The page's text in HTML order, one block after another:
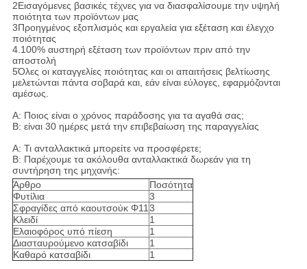
2Εισαγόμενες βασικές τέχνες για να διασφαλίσουμε την υψηλή
ποιότητα των προϊόντων μας
3Προηγμένος εξοπλισμός και εργαλεία για εξέταση και έλεγχο
ποιότητας
4.100% αυστηρή εξέταση των προϊόντων πριν από την
αποστολή
5Όλες οι καταγγελίες ποιότητας και οι απαιτήσεις βελτίωσης
μελετώνται πάντα σοβαρά και, εάν είναι εύλογες, εφαρμόζονται
αμέσως.
Α: Ποιος είναι ο χρόνος παράδοσης για τα αγαθά σας;
Β: είναι 30 ημέρες μετά την επιβεβαίωση της παραγγελίας
Α: Τι ανταλλακτικά μπορείτε να προσφέρετε;
Β: Παρέχουμε τα ακόλουθα ανταλλακτικά δωρεάν για τη
συντήρηση της μηχανής:
Άρθρο
Ποσότητα
Φυτίλια
3
Σφραγίδες από καουτσούκ Φ113
Κλειδί
1
Ελαιοφόρος υπό πίεση
1
Διασταυρούμενο κατσαβίδι
1
Καθαρό κατσαβίδι
1